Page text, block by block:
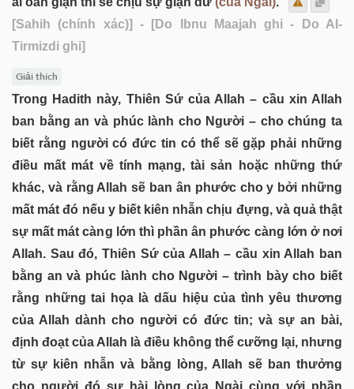
[Sahih (chính xác)] - [Do Ibnu Maajah ghi - Do Al-
Tirmizdi ghi]
Giải thích
Trong Hadith này, Thiên Sứ của Allah – cầu xin Allah
ban bằng an và phúc lành cho Người – cho chúng ta
biết rằng người có đức tin có thể sẽ gặp phải những
điều mất mát về tính mạng, tài sản hoặc những thứ
khác, và rằng Allah sẽ ban ân phước cho y bởi những
mất mát đó nếu y biết kiên nhẫn chịu đựng, và quả thật
sự mất mát càng lớn thì phần ân phước càng lớn ở nơi
Allah. Sau đó, Thiên Sứ của Allah – cầu xin Allah ban
bằng an và phúc lành cho Người – trình bày cho biết
rằng những tai họa là dấu hiệu của tình yêu thương
của Allah dành cho người có đức tin; và sự an bài,
định đoạt của Allah là điều không thể cưỡng lại, nhưng
từ sự kiên nhẫn và bằng lòng, Allah sẽ ban thưởng
cho người đó sự hài lòng của Ngài cùng với phần